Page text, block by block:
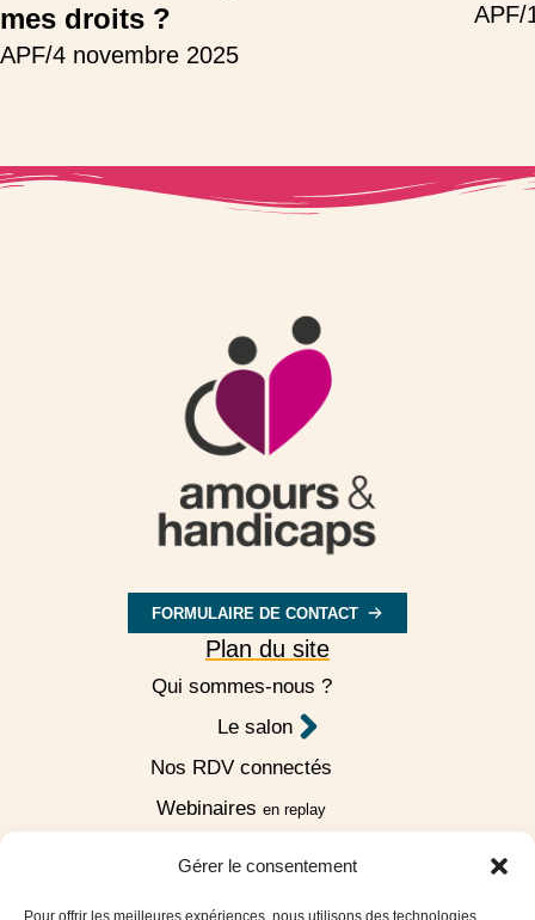
Gérer le consentement
Pour offrir les meilleures expériences, nous utilisons des technologies
mes droits ?
APF/4 novembre 2025
APF/
FORMULAIRE DE CONTACT
Plan du site
Qui sommes-nous ?
Le salon
Nos RDV connectés
Webinaires en replay